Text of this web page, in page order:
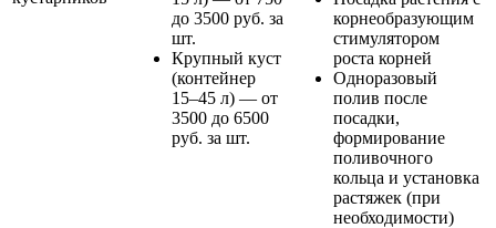
до 3500 руб. за
шт.
Крупный куст
(контейнер
15–45 л) — от
3500 до 6500
руб. за шт.
корнеобразующим
стимулятором
роста корней
Одноразовый
полив после
посадки,
формирование
поливочного
кольца и установка
растяжек (при
необходимости)